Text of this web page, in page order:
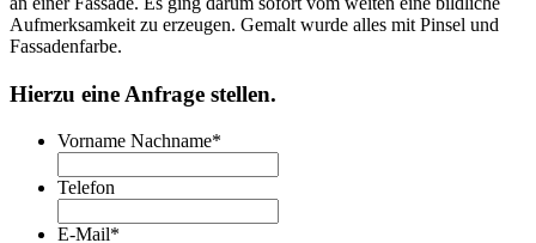
Aufmerksamkeit zu erzeugen. Gemalt wurde alles mit Pinsel und
Fassadenfarbe.
Hierzu eine Anfrage stellen.
Vorname Nachname*
Telefon
E-Mail*